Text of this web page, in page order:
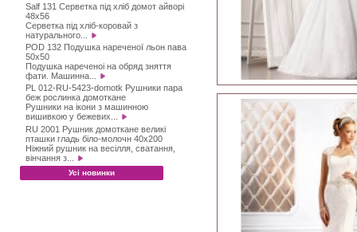
Salf 131 Серветка під хліб домот айворі
48х56
Серветка під хліб-коровай з
натурального...
POD 132 Подушка нареченої льон пава
50х50
Подушка нареченоі на обряд зняття
фати. Машинна...
PL 012-RU-5423-domotk Рушники пара
беж рослинка домоткане
Рушники на ікони з машинною
вишивкою у бежевих...
RU 2001 Рушник домоткане великі
пташки гладь біло-молочн 40х200
Ніжний рушник на весілля, сватання,
вінчання з...
Усі новинки